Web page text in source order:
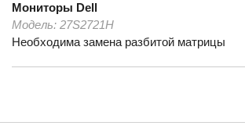
Мониторы Dell
Модель: 27S2721H
Необходима замена разбитой матрицы